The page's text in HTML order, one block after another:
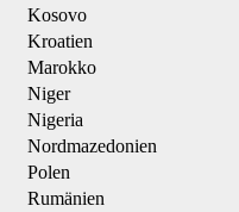
Kosovo
Kroatien
Marokko
Niger
Nigeria
Nordmazedonien
Polen
Rumänien